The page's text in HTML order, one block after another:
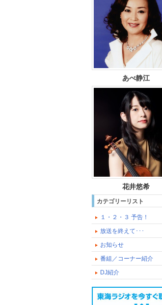
あべ静江
花井悠希
カテゴリーリスト
１・２・３ 予告！
放送を終えて･･･
お知らせ
番組／コーナー紹介
DJ紹介